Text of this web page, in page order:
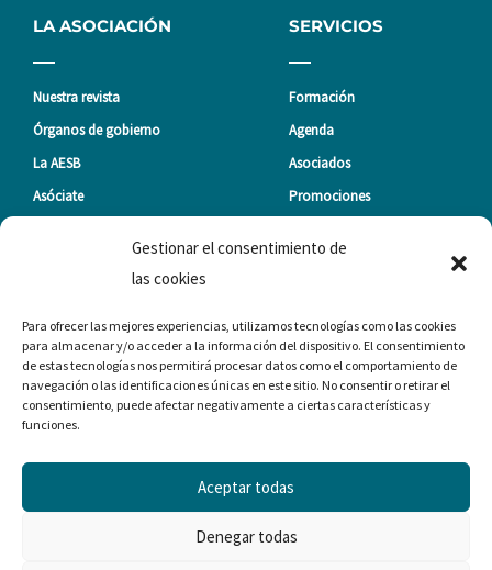
Gestionar el consentimiento de
las cookies
Para ofrecer las mejores experiencias, utilizamos tecnologías como las cookies
para almacenar y/o acceder a la información del dispositivo. El consentimiento
de estas tecnologías nos permitirá procesar datos como el comportamiento de
navegación o las identificaciones únicas en este sitio. No consentir o retirar el
consentimiento, puede afectar negativamente a ciertas características y
funciones.
Aceptar todas
Denegar todas
LA ASOCIACIÓN
Nuestra revista
Órganos de gobierno
La AESB
Asóciate
SERVICIOS
Formación
Agenda
Asociados
Promociones
Nombre
Correo
electrónico
RGPD
He leído y acepto laRGPD
ME SUSCRIBO